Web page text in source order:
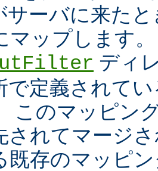
サーバに来た
マップします
ディ
で定義されて
このマッピン
されてマージ
既存のマッピ